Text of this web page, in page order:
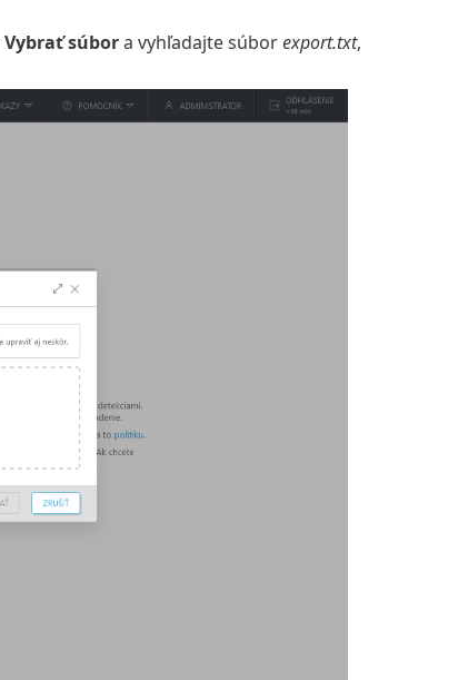
Vybrať súbora vyhľadajte súborexport.txt,